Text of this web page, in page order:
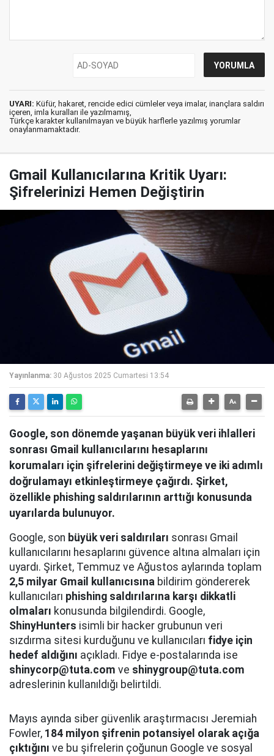
UYARI: Küfür, hakaret, rencide edici cümleler veya imalar, inançlara saldırı
içeren, imla kuralları ile yazılmamış,
Türkçe karakter kullanılmayan ve büyük harflerle yazılmış yorumlar
onaylanmamaktadır.
Gmail Kullanıcılarına Kritik Uyarı:
Şifrelerinizi Hemen Değiştirin
Yayınlanma: 30 Ağustos 2025 Cumartesi 13:54
Google, son dönemde yaşanan büyük veri ihlalleri
sonrası Gmail kullanıcılarını hesaplarını
korumaları için şifrelerini değiştirmeye ve iki adımlı
doğrulamayı etkinleştirmeye çağırdı. Şirket,
özellikle phishing saldırılarının arttığı konusunda
uyarılarda bulunuyor.
Google, son büyük veri saldırıları sonrası Gmail
kullanıcılarını hesaplarını güvence altına almaları için
uyardı. Şirket, Temmuz ve Ağustos aylarında toplam
2,5 milyar Gmail kullanıcısına bildirim göndererek
kullanıcıları phishing saldırılarına karşı dikkatli
olmaları konusunda bilgilendirdi. Google,
ShinyHunters isimli bir hacker grubunun veri
sızdırma sitesi kurduğunu ve kullanıcıları fidye için
hedef aldığını açıkladı. Fidye e-postalarında ise
shinycorp@tuta.com ve shinygroup@tuta.com
adreslerinin kullanıldığı belirtildi.
Mayıs ayında siber güvenlik araştırmacısı Jeremiah
Fowler, 184 milyon şifrenin potansiyel olarak açığa
çıktığını ve bu şifrelerin çoğunun Google ve sosyal